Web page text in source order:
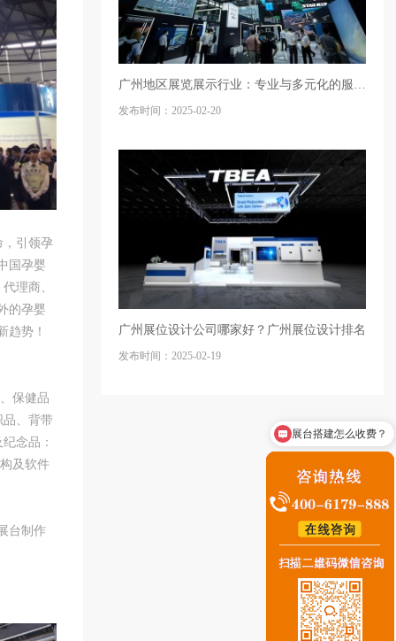
，引领孕
国孕婴
理商、
的孕婴
趋势！
保健品
、背带
念品：
及软件
台制作
广州地区展览展示行业：专业与多元化的服务生态
发布时间：2025-02-20
广州展位设计公司哪家好？广州展位设计排名
发布时间：2025-02-19
展台搭建怎么收费？